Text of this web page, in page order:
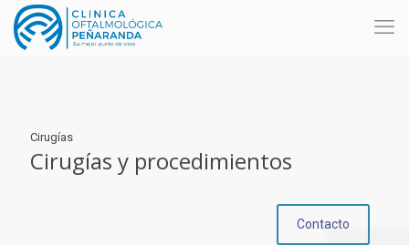
Cirugías
Cirugías y procedimientos
Contacto